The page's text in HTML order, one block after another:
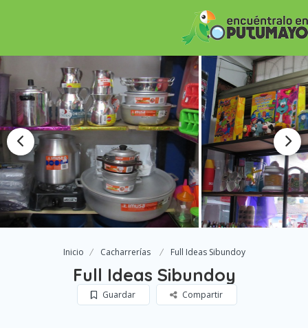
Inicio Cacharrerías Full Ideas Sibundoy
Full Ideas Sibundoy
Guardar Compartir